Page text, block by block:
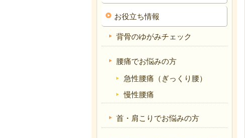
お役立ち情報
背骨のゆがみチェック
腰痛でお悩みの方
急性腰痛（ぎっくり腰）
慢性腰痛
首・肩こりでお悩みの方